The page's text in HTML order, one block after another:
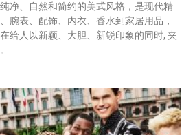
净、自然和简约的美式风格，是现代精
腕表、配饰、内衣、香水到家居用品，
给人以新颖、大胆、新锐印象的同时, 夹